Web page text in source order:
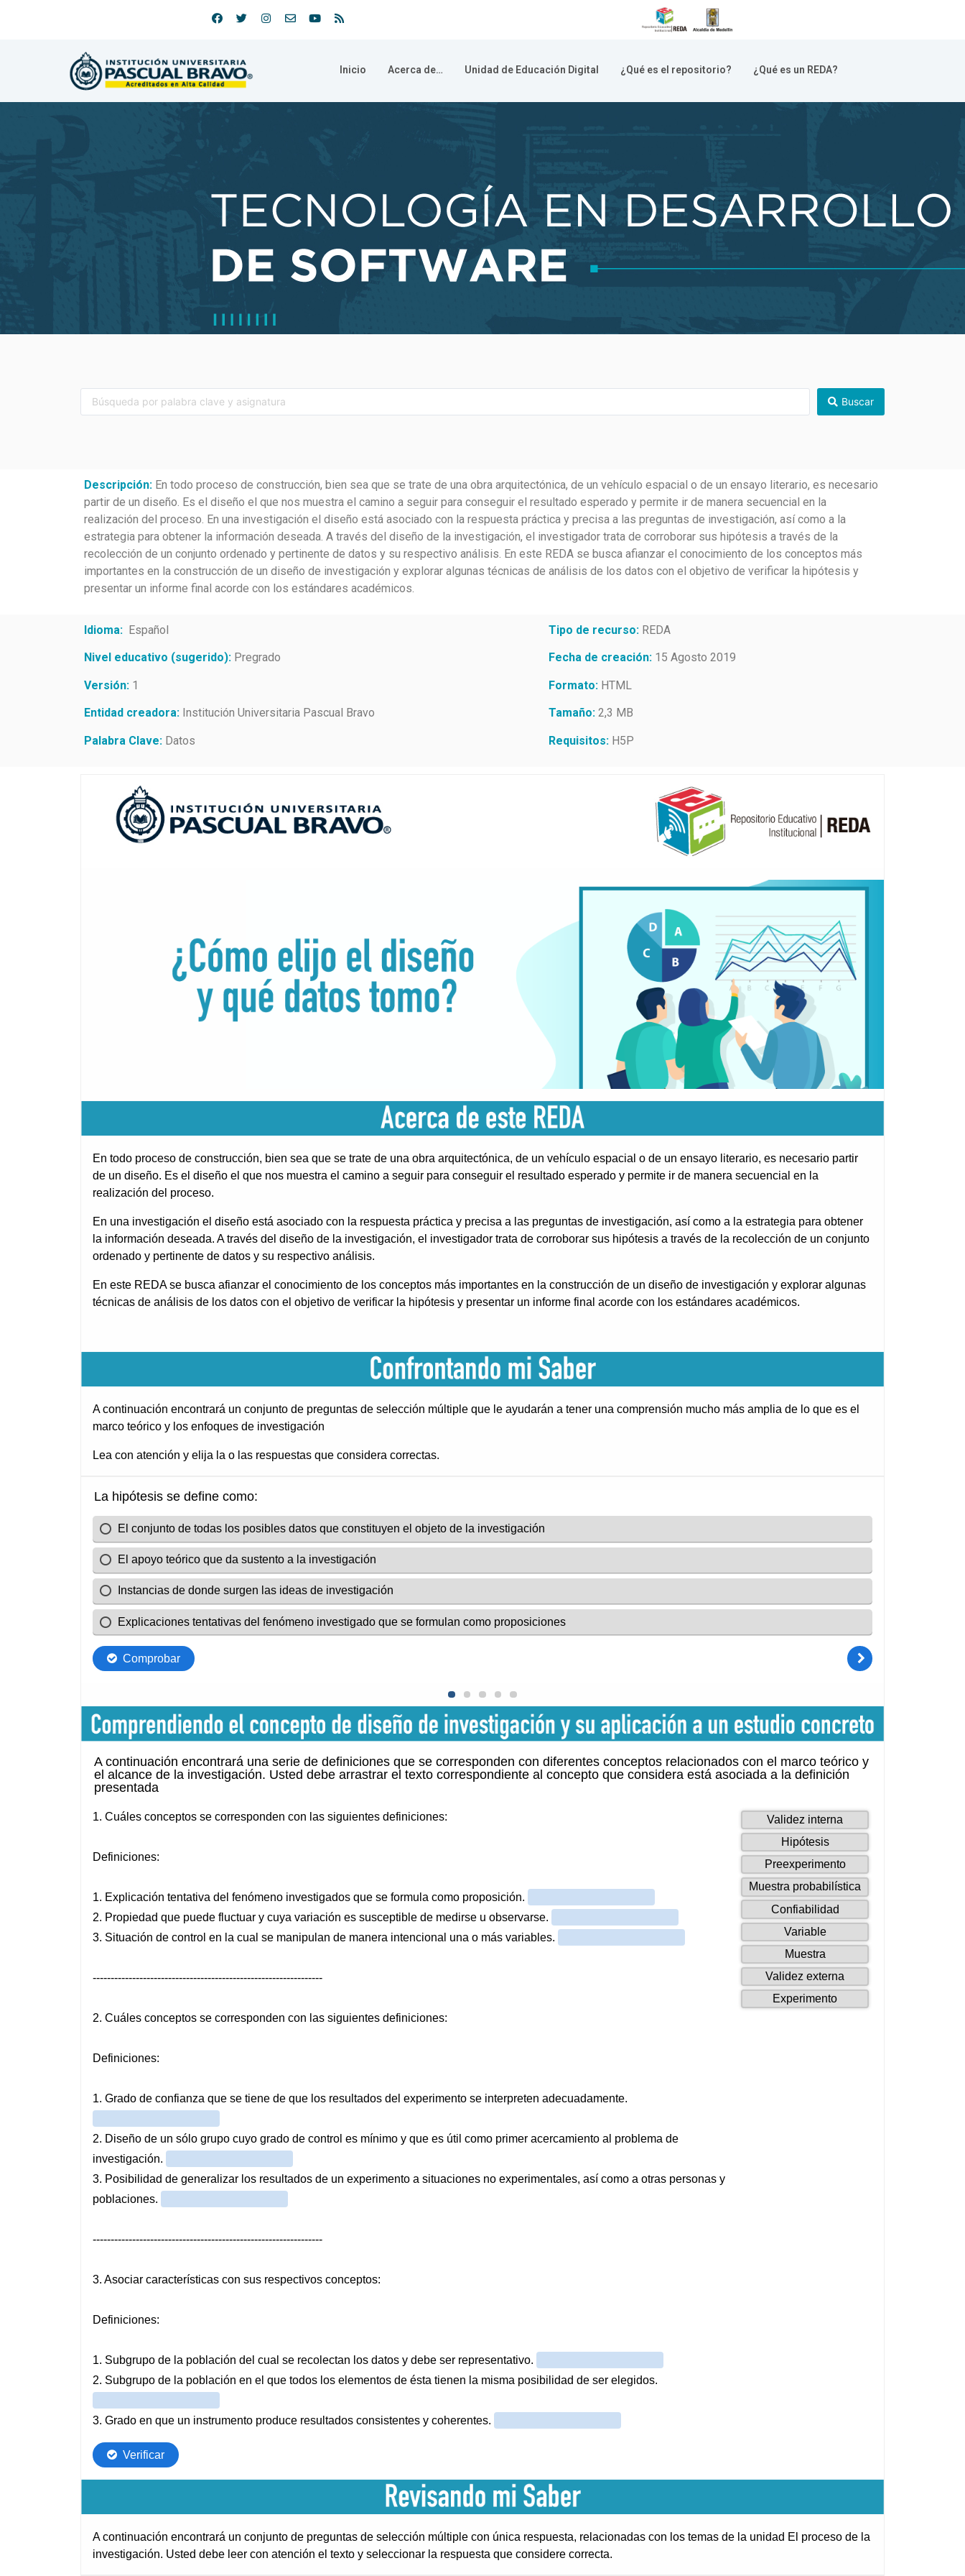
Inicio Acerca de… Unidad de Educación Digital ¿Qué es el repositorio? ¿Qué es un REDA?
Buscar
Descripción: En todo proceso de construcción, bien sea que se trate de una obra arquitectónica, de un vehículo espacial o de un ensayo literario, es necesario
partir de un diseño. Es el diseño el que nos muestra el camino a seguir para conseguir el resultado esperado y permite ir de manera secuencial en la
realización del proceso. En una investigación el diseño está asociado con la respuesta práctica y precisa a las preguntas de investigación, así como a la
estrategia para obtener la información deseada. A través del diseño de la investigación, el investigador trata de corroborar sus hipótesis a través de la
recolección de un conjunto ordenado y pertinente de datos y su respectivo análisis. En este REDA se busca afianzar el conocimiento de los conceptos más
importantes en la construcción de un diseño de investigación y explorar algunas técnicas de análisis de los datos con el objetivo de verificar la hipótesis y
presentar un informe final acorde con los estándares académicos.
Idioma: Español
Nivel educativo (sugerido): Pregrado
Versión: 1
Entidad creadora: Institución Universitaria Pascual Bravo
Palabra Clave: Datos
Tipo de recurso: REDA
Fecha de creación: 15 Agosto 2019
Formato: HTML
Tamaño: 2,3 MB
Requisitos: H5P